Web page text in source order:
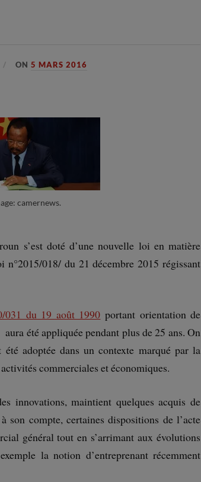
ON5 MARS 2016
camernews.
s’est doté d’une nouvelle loi en matière
018/ du 21 décembre 2015 régissant
031 du 19 août 1990 portant orientation de
été appliquée pendant plus de 25 ans. On
adoptée dans un contexte marqué par la
commerciales et économiques.
innovations, maintient quelques acquis de
son compte, certaines dispositions de l’acte
général tout en s’arrimant aux évolutions
la notion d’entreprenant récemment